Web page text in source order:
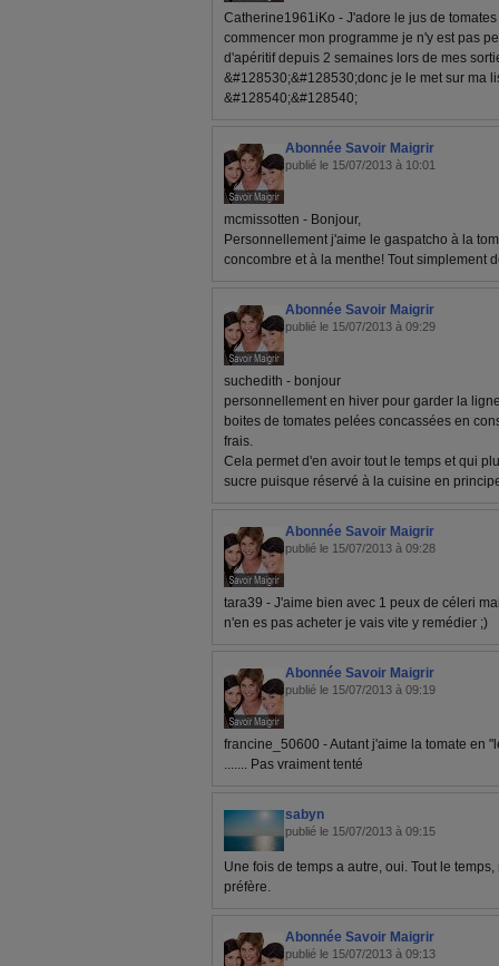
Catherine1961iKo - J'adore le jus de
commencer mon programme je n'y est pas
d'apéritif depuis 2 semaines lors de mes
&#128530;&#128530;donc je le met sur ma
&#128540;&#128540;
Abonnée Savoir Maigrir
publié le 15/07/2013 à 10:01
mcmissotten - Bonjour,
Personnellement j'aime le gaspatcho à la
concombre et à la menthe! Tout simplement
Abonnée Savoir Maigrir
publié le 15/07/2013 à 09:29
suchedith - bonjour
personnellement en hiver pour garder la
boites de tomates pelées concassées en
frais.
Cela permet d'en avoir tout le temps et qui
sucre puisque réservé à la cuisine en
Abonnée Savoir Maigrir
publié le 15/07/2013 à 09:28
tara39 - J'aime bien avec 1 peux de céleri
n'en es pas acheter je vais vite y remédier ;)
Abonnée Savoir Maigrir
publié le 15/07/2013 à 09:19
francine_50600 - Autant j'aime la tomate en
....... Pas vraiment tenté
sabyn
publié le 15/07/2013 à 09:15
Une fois de temps a autre, oui. Tout le
préfère.
Abonnée Savoir Maigrir
publié le 15/07/2013 à 09:13